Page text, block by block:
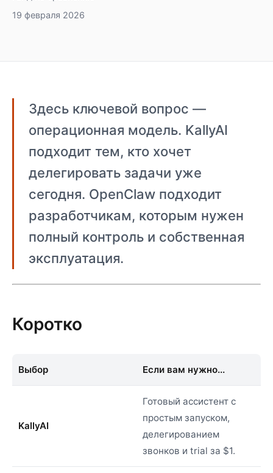
19 февраля 2026
Здесь ключевой вопрос —
операционная модель. KallyAI
подходит тем, кто хочет
делегировать задачи уже
сегодня. OpenClaw подходит
разработчикам, которым нужен
полный контроль и собственная
эксплуатация.
Коротко
Выбор Если вам нужно...
KallyAI
Готовый ассистент с
простым запуском,
делегированием
звонков и trial за $1.